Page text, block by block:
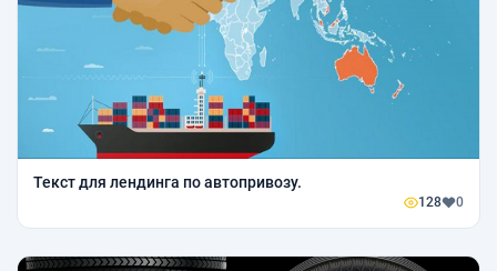
Текст для лендинга по автопривозу.
128 0